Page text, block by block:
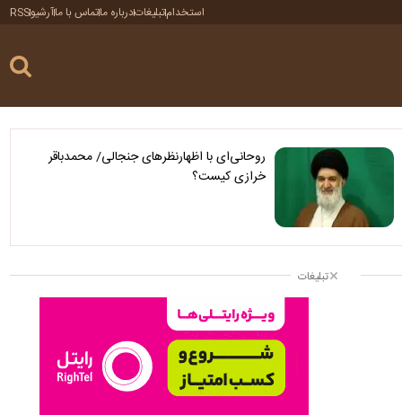
استخدامتبلیغاتدرباره ماتماس با ماآرشیوRSS
روحانی‌ای با اظهارنظرهای جنجالی/ محمدباقر
خرازی کیست؟
تبلیغات